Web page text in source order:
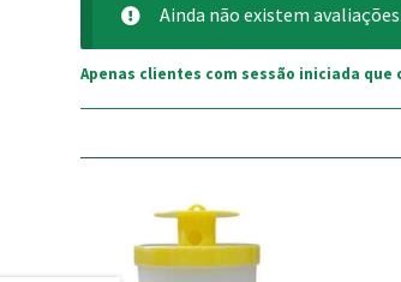
Ainda não existem avaliações.
Apenas clientes com sessão iniciada